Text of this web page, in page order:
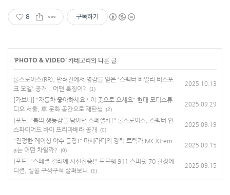
8 구독하기
'PHOTO & VIDEO' 카테고리의 다른 글
롤스로이스(RR), 반려견에서 영감을 얻은 '스펙터 베일리 비스포
크 모델' 공개...어떤 특징이?
(1)
2025.10.13
[가보니] "자동차 좋아하세요? 이 곳으로 오세요" 현대 모터스튜
디오 서울, 車 문화 공간으로 재탄생
(2)
2025.09.29
[포토] "봄의 생동감을 담아낸 스페셜카!" 롤스로이스, 스펙터 인
스파이어드 바이 프리마베라 공개
(0)
2025.09.19
"진정한 레이싱 야수 등장!" 마세라티의 강력 트랙카 MCXtrem
a는 어떤 차일까?
(0)
2025.09.15
[포토] "스페셜 컬러에 시선집중!" 포르쉐 911 스피릿 70 한정에
디션, 실물 구석구석 살펴보니
(1)
2025.09.15